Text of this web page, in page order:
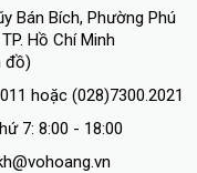
Bán Bích, Phường Phú
Hồ Chí Minh
đồ)
hoặc (028)7300.2021
7: 8:00 - 18:00